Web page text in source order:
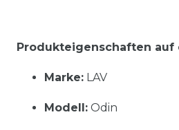
Produkteigenschaften auf
Marke: LAV
Modell: Odin